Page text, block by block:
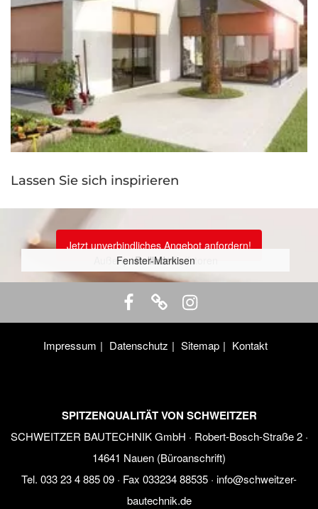
Außenjalousien / Raffstoren
Rollladen
Fenster-Markisen
Lassen Sie sich inspirieren
Jetzt unverbindliches Angebot anfordern!
Impressum Datenschutz Sitemap Kontakt
SPITZENQUALITÄT VON SCHWEITZER
SCHWEITZER BAUTECHNIK GmbH · Robert-Bosch-Straße 2 ·
14641 Nauen (Büroanschrift)
Tel. 033 23 4 885 09 · Fax 033234 88535 · info@schweitzer-
bautechnik.de